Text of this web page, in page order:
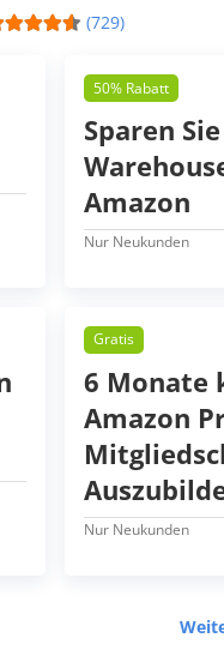
(729)
50% Rabatt
Sparen
Amazon
Nur Neukunden
Gratis
6 Monate
Amazon
Nur Neukunden